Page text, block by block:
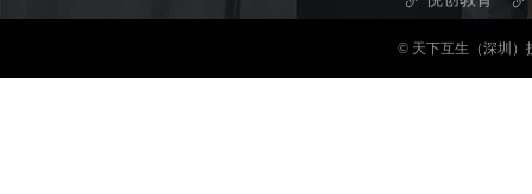
© 天下互生（深圳）